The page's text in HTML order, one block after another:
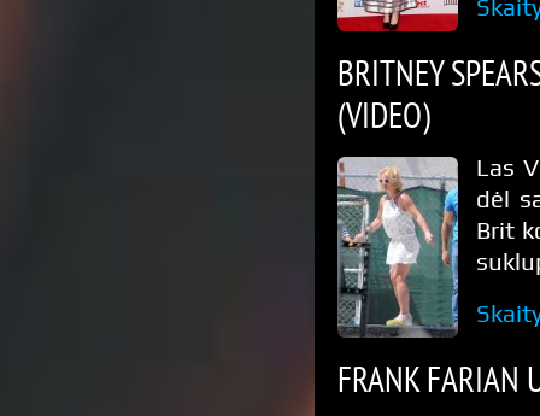
BRITNEY
(VIDEO)
Las
dėl
Brit
FRANK FARIAN